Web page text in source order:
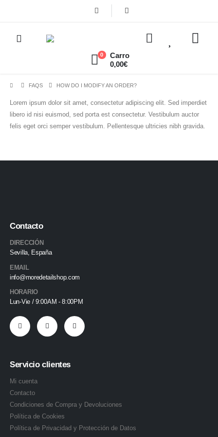
0
Carro
0,00€
FAQS HOW DO I MODIFY AN ORDER?
Lorem ipsum dolor sit amet, consectetur adipiscing elit. Sed imperdiet
libero id nisi euismod, sed porta est consectetur. Vestibulum auctor
felis eget orci semper vestibulum. Pellentesque ultricies nibh gravida.
Contacto
DIRECCIÓN
Sevilla, España
EMAIL
info@moredetailshop.com
HORARIO
Lun-Vie / 9:00AM - 8:00PM
Servicio clientes
Mi cuenta
Contacto
Condiciones de Compra y Devoluciones
Política de Cookies
Política de Privacidad y Protección de Datos